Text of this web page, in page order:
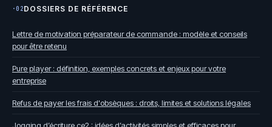
·02DOSSIERS DE RÉFÉRENCE
Lettre de motivation préparateur de commande : modèle et conseils
pour être retenu
Pure player : définition, exemples concrets et enjeux pour votre
entreprise
Refus de payer les frais d'obsèques : droits, limites et solutions légales
Jogging d’écriture ce2 : idées d’activités simples et efficaces pour